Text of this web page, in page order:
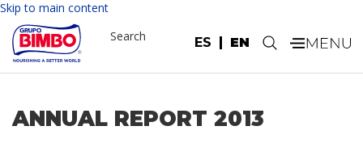
Skip to main content
ES EN
Search .
ANNUAL REPORT 2013